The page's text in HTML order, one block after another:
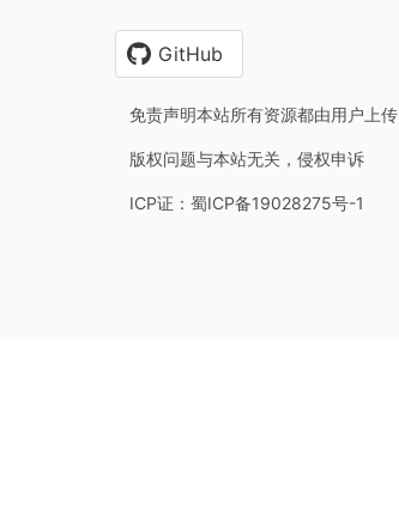
GitHub
免责声明本站所有资源都由用户上传
版权问题与本站无关，侵权申诉
ICP证：蜀ICP备19028275号-1